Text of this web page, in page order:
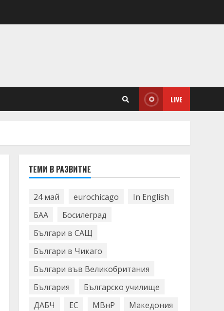
LIVE
ТЕМИ В РАЗВИТИЕ
24 май eurochicago
In English
БАА
Босилеград
Българи в САЩ
Българи в Чикаго
Българи във Великобритания
България
Българско училище
ДАБЧ
ЕС МВнР
Македония